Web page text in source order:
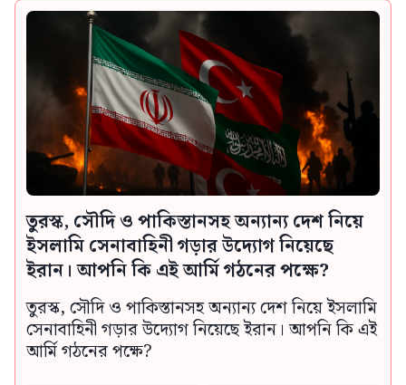
তুরস্ক, সৌদি ও পাকিস্তানসহ অন্যান্য দেশ নিয়ে
ইসলামি সেনাবাহিনী গড়ার উদ্যোগ নিয়েছে
ইরান। আপনি কি এই আর্মি গঠনের পক্ষে?
তুরস্ক, সৌদি ও পাকিস্তানসহ অন্যান্য দেশ নিয়ে ইসলামি
সেনাবাহিনী গড়ার উদ্যোগ নিয়েছে ইরান। আপনি কি এই
আর্মি গঠনের পক্ষে?